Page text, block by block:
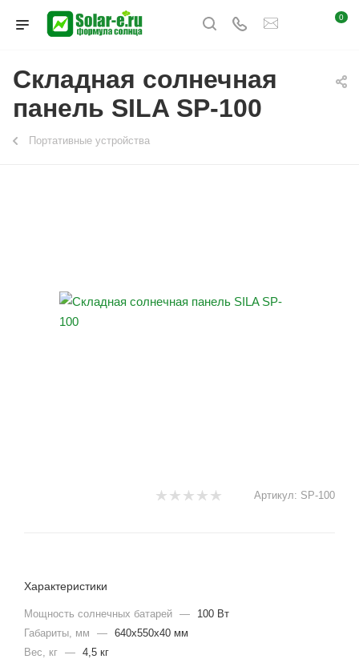
0
Складная солнечная
панель SILA SP-100
Портативные устройства
Артикул: SP-100
Характеристики
Мощность солнечных батарей —
100 Вт
Габариты, мм
— 640x550x40 мм
Вес, кг — 4,5 кг